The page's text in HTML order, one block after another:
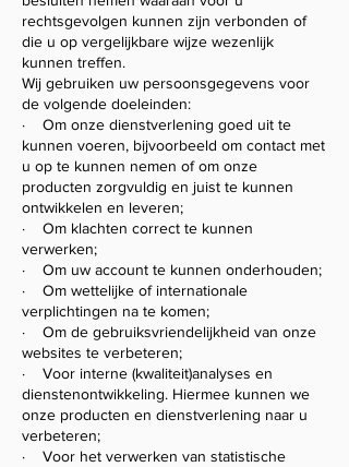
rechtsgevolgen kunnen zijn verbonden of
die u op vergelijkbare wijze wezenlijk
kunnen treffen.
Wij gebruiken uw persoonsgegevens voor
de volgende doeleinden:
· Om onze dienstverlening goed uit te
kunnen voeren, bijvoorbeeld om contact met
u op te kunnen nemen of om onze
producten zorgvuldig en juist te kunnen
ontwikkelen en leveren;
· Om klachten correct te kunnen
verwerken;
· Om uw account te kunnen onderhouden;
· Om wettelijke of internationale
verplichtingen na te komen;
· Om de gebruiksvriendelijkheid van onze
websites te verbeteren;
· Voor interne (kwaliteit)analyses en
dienstenontwikkeling. Hiermee kunnen we
onze producten en dienstverlening naar u
verbeteren;
· Voor het verwerken van statistische